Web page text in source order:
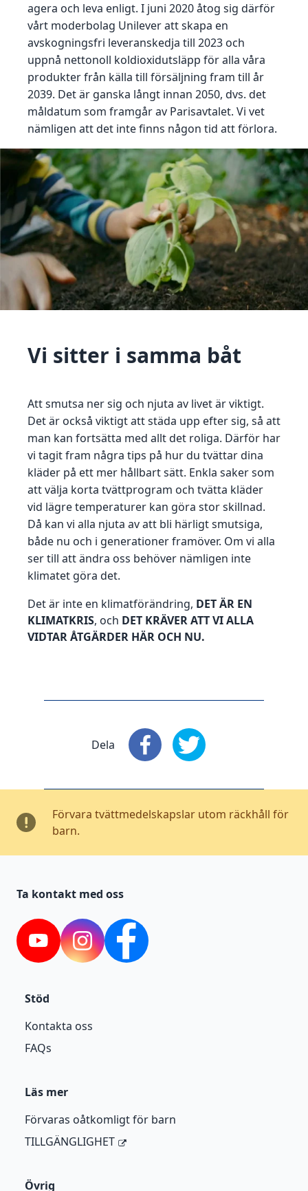
agera och leva enligt. I juni 2020 åtog sig därför
vårt moderbolag Unilever att skapa en
avskogningsfri leveranskedja till 2023 och
uppnå nettonoll koldioxidutsläpp för alla våra
produkter från källa till försäljning fram till år
2039. Det är ganska långt innan 2050, dvs. det
måldatum som framgår av Parisavtalet. Vi vet
nämligen att det inte finns någon tid att förlora.
Vi sitter i samma båt
Att smutsa ner sig och njuta av livet är viktigt.
Det är också viktigt att städa upp efter sig, så att
man kan fortsätta med allt det roliga. Därför har
vi tagit fram några tips på hur du tvättar dina
kläder på ett mer hållbart sätt. Enkla saker som
att välja korta tvättprogram och tvätta kläder
vid lägre temperaturer kan göra stor skillnad.
Då kan vi alla njuta av att bli härligt smutsiga,
både nu och i generationer framöver. Om vi alla
ser till att ändra oss behöver nämligen inte
klimatet göra det.
Det är inte en klimatförändring, DET ÄR EN
KLIMATKRIS, och DET KRÄVER ATT VI ALLA
VIDTAR ÅTGÄRDER HÄR OCH NU.
Dela Dela : Facebook
Dela
Förvara tvättmedelskapslar utom räckhåll för
barn.
Ta kontakt med oss
YouTubeInstagramFacebook
Stöd
Kontakta oss
FAQs
Läs mer
Förvaras oåtkomligt för barn
TILLGÄNGLIGHET
Övrig